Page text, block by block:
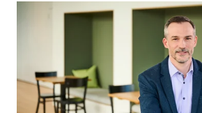
DE
Spezialisten kontaktieren